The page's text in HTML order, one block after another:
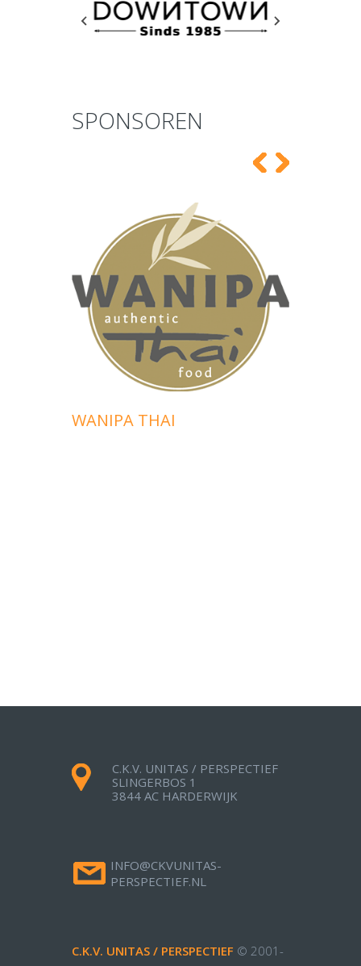
SPONSOREN
WANIPA THAI
C.K.V. UNITAS / PERSPECTIEF
SLINGERBOS 1
3844 AC HARDERWIJK
INFO@CKVUNITAS-
PERSPECTIEF.NL
C.K.V. UNITAS / PERSPECTIEF © 2001-